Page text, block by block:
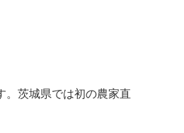
。茨城県では初の農家直